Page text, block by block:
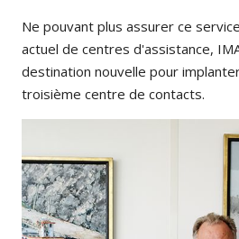
Ne pouvant plus assurer ce
actuel de centres d'assistance,
destination nouvelle pour
troisième centre de contacts.